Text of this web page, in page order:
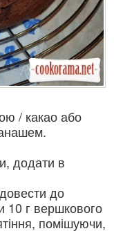
/ какао або
додати в
до
10 г вершкового
помішуючи,